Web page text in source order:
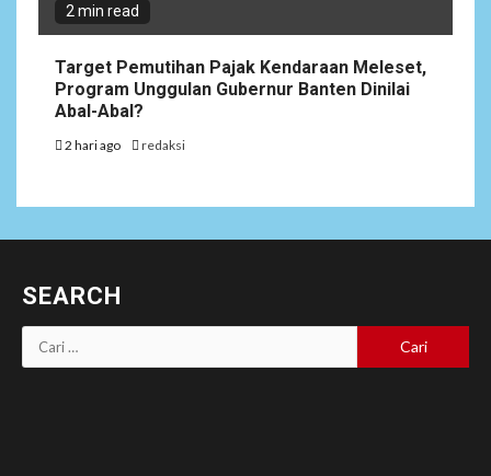
2 min read
Target Pemutihan Pajak Kendaraan Meleset,
Program Unggulan Gubernur Banten Dinilai
Abal-Abal?
2 hari ago redaksi
SEARCH
Cari
untuk: